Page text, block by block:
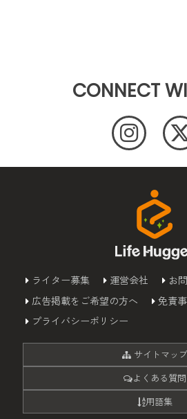
CONNECT
ライター募集 運営会社
お
広告掲載をご希望の方へ
免責
プライバシーポリシー
サイトマップ
よくある質問
用語集